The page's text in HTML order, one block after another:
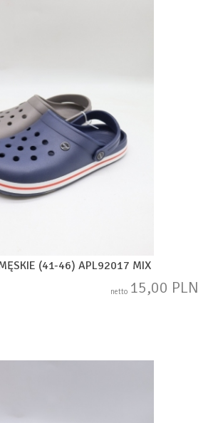
(41-46) APL92017 MIX
netto 15,00 PLN